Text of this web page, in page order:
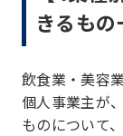
きるもの
飲食業・美容
個人事業主が
ものについて